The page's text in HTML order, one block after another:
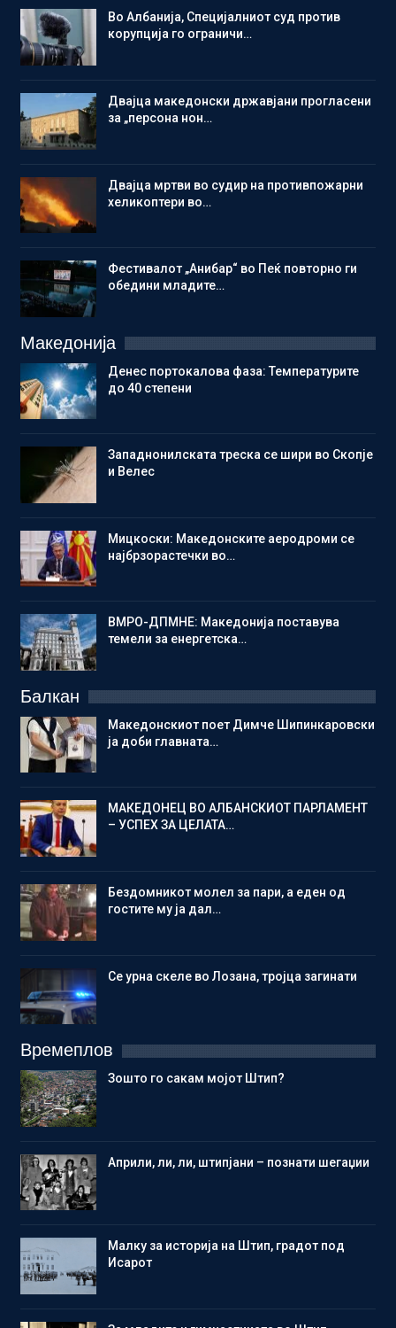
Во Албанија, Специјалниот суд против
корупција го ограничи…
Двајца македонски државјани прогласени
за „персона нон…
Двајца мртви во судир на противпожарни
хеликоптери во…
Фестивалот „Анибар“ во Пеќ повторно ги
обедини младите…
Македонија
Денес портокалова фаза: Температурите
до 40 степени
Западнонилската треска се шири во Скопје
и Велес
Мицкоски: Македонските аеродроми се
најбрзорастечки во…
ВМРО-ДПМНЕ: Македонија поставува
темели за енергетска…
Балкан
Македонскиот поет Димче Шипинкаровски
ја доби главната…
МАКЕДОНЕЦ ВО АЛБАНСКИОТ ПАРЛАМЕНТ
– УСПЕХ ЗА ЦЕЛАТА…
Бездомникот молел за пари, а еден од
гостите му ја дал…
Се урна скеле во Лозана, тројца загинати
Времеплов
Зошто го сакам мојот Штип?
Aприли, ли, ли, штипјани – познати шегаџии
Малку за историја на Штип, градот под
Исарот